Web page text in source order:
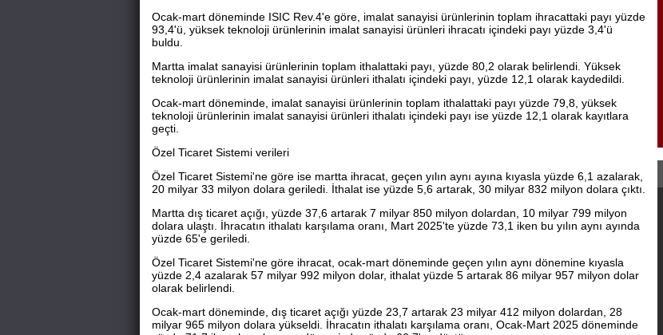
Ocak-mart döneminde ISIC Rev.4'e göre, imalat sanayisi ürünlerinin toplam ihracattaki payı yüzde
93,4'ü, yüksek teknoloji ürünlerinin imalat sanayisi ürünleri ihracatı içindeki payı yüzde 3,4'ü
buldu.
Martta imalat sanayisi ürünlerinin toplam ithalattaki payı, yüzde 80,2 olarak belirlendi. Yüksek
teknoloji ürünlerinin imalat sanayisi ürünleri ithalatı içindeki payı, yüzde 12,1 olarak kaydedildi.
Ocak-mart döneminde, imalat sanayisi ürünlerinin toplam ithalattaki payı yüzde 79,8, yüksek
teknoloji ürünlerinin imalat sanayisi ürünleri ithalatı içindeki payı ise yüzde 12,1 olarak kayıtlara
geçti.
Özel Ticaret Sistemi verileri
Özel Ticaret Sistemi'ne göre ise martta ihracat, geçen yılın aynı ayına kıyasla yüzde 6,1 azalarak,
20 milyar 33 milyon dolara geriledi. İthalat ise yüzde 5,6 artarak, 30 milyar 832 milyon dolara çıktı.
Martta dış ticaret açığı, yüzde 37,6 artarak 7 milyar 850 milyon dolardan, 10 milyar 799 milyon
dolara ulaştı. İhracatın ithalatı karşılama oranı, Mart 2025'te yüzde 73,1 iken bu yılın aynı ayında
yüzde 65'e geriledi.
Özel Ticaret Sistemi'ne göre ihracat, ocak-mart döneminde geçen yılın aynı dönemine kıyasla
yüzde 2,4 azalarak 57 milyar 992 milyon dolar, ithalat yüzde 5 artarak 86 milyar 957 milyon dolar
olarak belirlendi.
Ocak-mart döneminde, dış ticaret açığı yüzde 23,7 artarak 23 milyar 412 milyon dolardan, 28
milyar 965 milyon dolara yükseldi. İhracatın ithalatı karşılama oranı, Ocak-Mart 2025 döneminde